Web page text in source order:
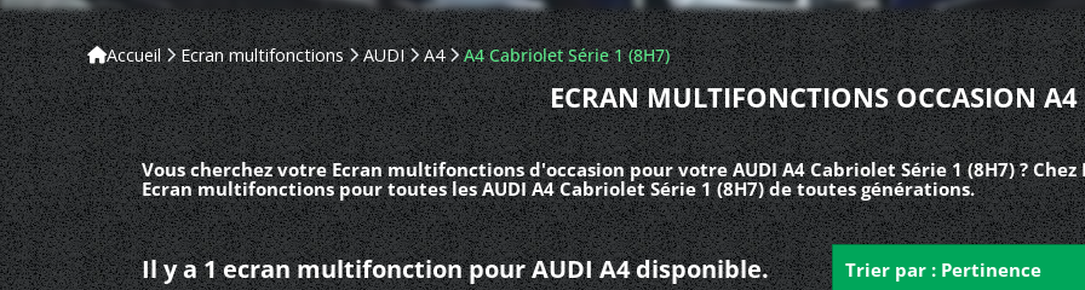
Accueil Ecran multifonctions AUDI A4 A4 Cabriolet Série 1 (8H7)
ECRAN MULTIFONCTIONS OCCASION A4
Vous cherchez votre Ecran multifonctions d'occasion pour votre AUDI A4 Cabriolet Série 1 (8H7) ? Chez
Ecran multifonctions pour toutes les AUDI A4 Cabriolet Série 1 (8H7) de toutes générations.
Il y a 1 ecran multifonction pour AUDI A4 disponible. Trier par : Pertinence